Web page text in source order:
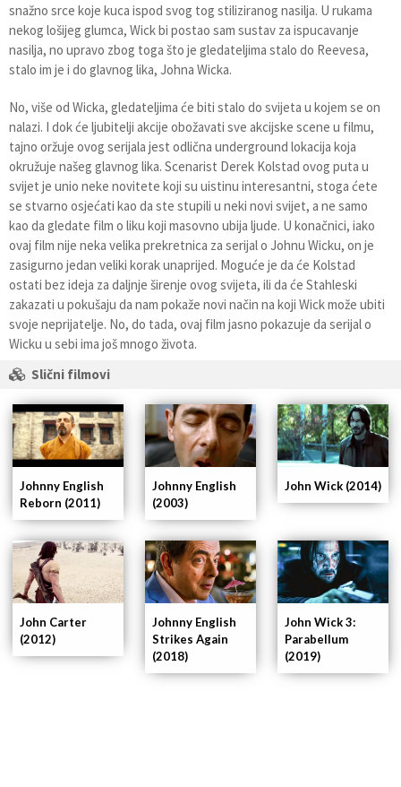
snažno srce koje kuca ispod svog tog stiliziranog nasilja. U rukama
nekog lošijeg glumca, Wick bi postao sam sustav za ispucavanje
nasilja, no upravo zbog toga što je gledateljima stalo do Reevesa,
stalo im je i do glavnog lika, Johna Wicka.
No, više od Wicka, gledateljima će biti stalo do svijeta u kojem se on
nalazi. I dok će ljubitelji akcije obožavati sve akcijske scene u filmu,
tajno oržuje ovog serijala jest odlična underground lokacija koja
okružuje našeg glavnog lika. Scenarist Derek Kolstad ovog puta u
svijet je unio neke novitete koji su uistinu interesantni, stoga ćete
se stvarno osjećati kao da ste stupili u neki novi svijet, a ne samo
kao da gledate film o liku koji masovno ubija ljude. U konačnici, iako
ovaj film nije neka velika prekretnica za serijal o Johnu Wicku, on je
zasigurno jedan veliki korak unaprijed. Moguće je da će Kolstad
ostati bez ideja za daljnje širenje ovog svijeta, ili da će Stahleski
zakazati u pokušaju da nam pokaže novi način na koji Wick može ubiti
svoje neprijatelje. No, do tada, ovaj film jasno pokazuje da serijal o
Wicku u sebi ima još mnogo života.
Slični filmovi
John Wick 3:
Parabellum
(2019)
Johnny English
Strikes Again
(2018)
John Carter
(2012)
John Wick (2014)
Johnny English
(2003)
Johnny English
Reborn (2011)